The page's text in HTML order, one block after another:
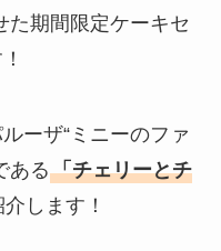
た期間限定ケーキセ
ーザ“ミニーのファ
ある「チェリーとチ
します！